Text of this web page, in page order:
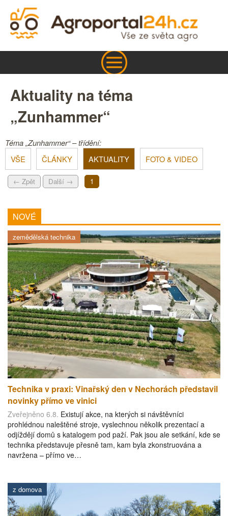
Aktuality na téma
„Zunhammer“
Téma „Zunhammer“ – třídění:
VŠE
ČLÁNKY AKTUALITY FOTO & VIDEO
← Zpět Další → 1
NOVÉ
zemědělská technika
Technika v praxi: Vinařský den v Nechorách představil
novinky přímo ve vinici
Zveřejněno 6.8. Existují akce, na kterých si návštěvníci
prohlédnou naleštěné stroje, vyslechnou několik prezentací a
odjíždějí domů s katalogem pod paží. Pak jsou ale setkání, kde se
technika představuje přesně tam, kam byla zkonstruována a
navržena – přímo ve…
z domova